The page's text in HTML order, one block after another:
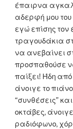
έπαιρνα
αδερφή μου
εγώ επίσης τον
τραγουδάκια
να ανεβαίνει
προσπαθούσε
παίξει! Ήδη
άνοιγε το
“συνθέσεις”
οκτάβες,
ραδιόφωνο,